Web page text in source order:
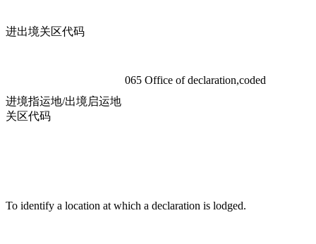
进出境关区代码
065 Office of declaration,coded
进境指运地/出境启运地
关区代码
To identify a location at which a declaration is lodged.